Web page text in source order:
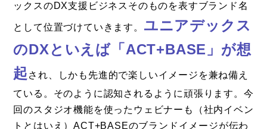
ックスのDX支援ビジネスそのものを表すブランド名
として位置づけていきます。 ユニアデックス
のDXといえば「ACT+BASE」が想
起 され、しかも先進的で楽しいイメージを兼ね備え
ている。そのように認知されるように頑張ります。今
回のスタジオ機能を使ったウェビナーも（社内イベン
トとはいえ）ACT+BASEのブランドイメージが伝わ